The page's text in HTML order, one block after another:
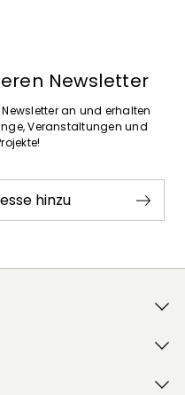
Newsletter
an und erhalten
Veranstaltungen und
hinzu